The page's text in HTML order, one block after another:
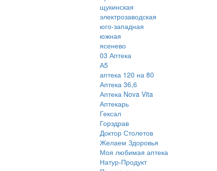
щукинская
электрозаводская
юго-западная
южная
ясенево
03 Аптека
А5
аптека 120 на 80
Аптека 36,6
Аптека Nova Vita
Аптекарь
Гексал
Горздрав
Доктор Столетов
Желаем Здоровья
Моя любимая аптека
Натур-Продукт